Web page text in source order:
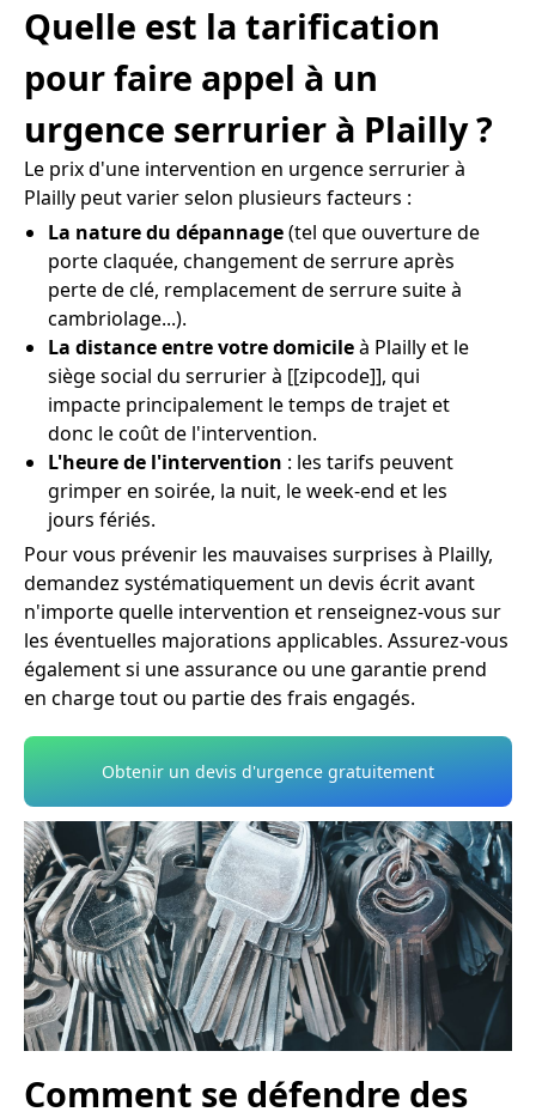
Quelle est la tarification
pour faire appel à un
urgence serrurier à Plailly ?
Le prix d'une intervention en urgence serrurier à
Plailly peut varier selon plusieurs facteurs :
La nature du dépannage(tel que ouverture de
porte claquée, changement de serrure après
perte de clé, remplacement de serrure suite à
cambriolage...).
La distance entre votre domicileà Plailly et le
siège social du serrurier à [[zipcode]], qui
impacte principalement le temps de trajet et
donc le coût de l'intervention.
L'heure de l'intervention : les tarifs peuvent
grimper en soirée, la nuit, le week-end et les
jours fériés.
Pour vous prévenir les mauvaises surprises à Plailly,
demandez systématiquement un devis écrit avant
n'importe quelle intervention et renseignez-vous sur
les éventuelles majorations applicables. Assurez-vous
également si une assurance ou une garantie prend
en charge tout ou partie des frais engagés.
Obtenir un devis d'urgence gratuitement
Comment se défendre des